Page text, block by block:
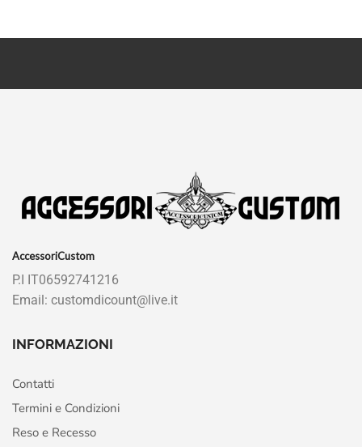
AccessoriCustom
P.I IT06592741216
Email: customdicount@live.it
INFORMAZIONI
Contatti
Termini e Condizioni
Reso e Recesso